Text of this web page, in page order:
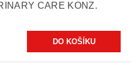
CARE KONZ.